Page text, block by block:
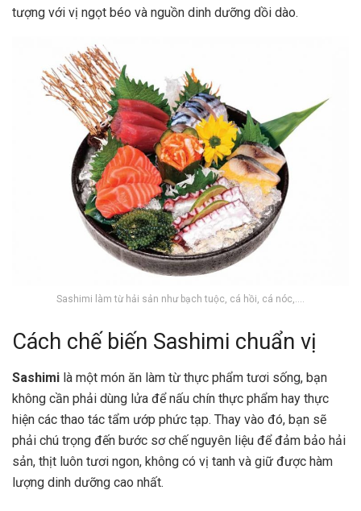
tượng với vị ngọt béo và nguồn dinh dưỡng dồi dào.
Sashimi làm từ hải sản như bạch tuộc, cá hồi, cá nóc,….
Cách chế biến Sashimi chuẩn vị
Sashimi là một món ăn làm từ thực phẩm tươi sống, bạn
không cần phải dùng lửa để nấu chín thực phẩm hay thực
hiện các thao tác tẩm ướp phức tạp. Thay vào đó, bạn sẽ
phải chú trọng đến bước sơ chế nguyên liệu để đảm bảo hải
sản, thịt luôn tươi ngon, không có vị tanh và giữ được hàm
lượng dinh dưỡng cao nhất.